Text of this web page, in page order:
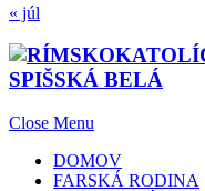
« júl
Close Menu
DOMOV
FARSKÁ RODINA